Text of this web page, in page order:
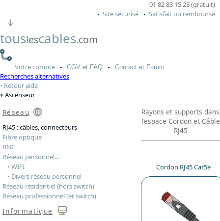
01 82 83 15 23 (gratuit)
Site sécurisé
Satisfait ou remboursé
touslescables.com
Votrecompte CGV et FAQ Contactet Forum
Recherches alternatives
Retour aide
Ascenseur
Rayons et supports dans
l’espace Cordon et Câble
RJ45
Cordon RJ45 Cat5e
Réseau
RJ45 : câbles, connecteurs
Fibre optique
BNC
Réseau personnel...
• WIFI
• Divers réseau personnel
Réseau résidentiel (hors switch)
Réseau professionnel (et switch)
Informatique